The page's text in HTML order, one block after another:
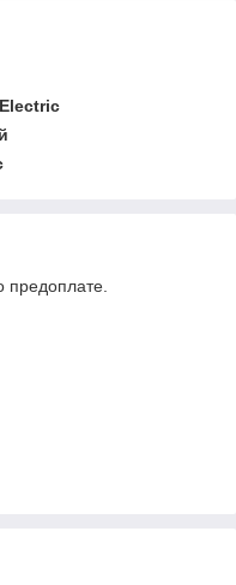
предоплате.